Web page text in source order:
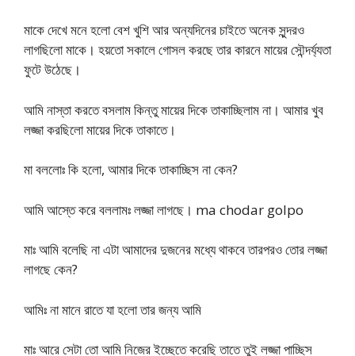
মাকে দেখে মনে হলো বেশ খুশি আর অন্যদিনের চাইতে অনেক সুন্দরও
লাগছিলো মাকে। হয়তো সকালে গোসল করছে তার কারনে মায়ের সৌন্দর্য্যতা
ফুটে উঠেছে।
আমি নাস্তা করতে বসলাম কিন্তু মায়ের দিকে তাকাচ্ছিলাম না। আমার খুব
লজ্জা করছিলো মায়ের দিকে তাকাতে।
মা বললোঃ কি হলো, আমার দিকে তাকাচ্ছিস না কেন?
আমি আস্তে করে বললামঃ লজ্জা লাগছে। ma chodar golpo
মাঃ আমি বলেছি না এটা আমাদের দুজনের মধ্যে থাকবে তারপরও তোর লজ্জা
লাগছে কেন?
আমিঃ না মানে রাতে যা হলো তার জন্য আমি
মাঃ আরে সেটা তো আমি নিজের ইচ্ছেতে করেছি তাতে তুই লজ্জা পাচ্ছিস